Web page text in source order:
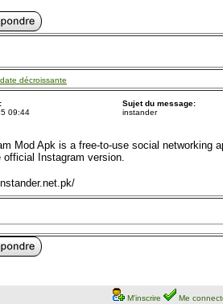
décroissante
09:44
Sujet du message:
instander
Mod Apk is a free-to-use social networking
official Instagram version.
M'inscrire Me